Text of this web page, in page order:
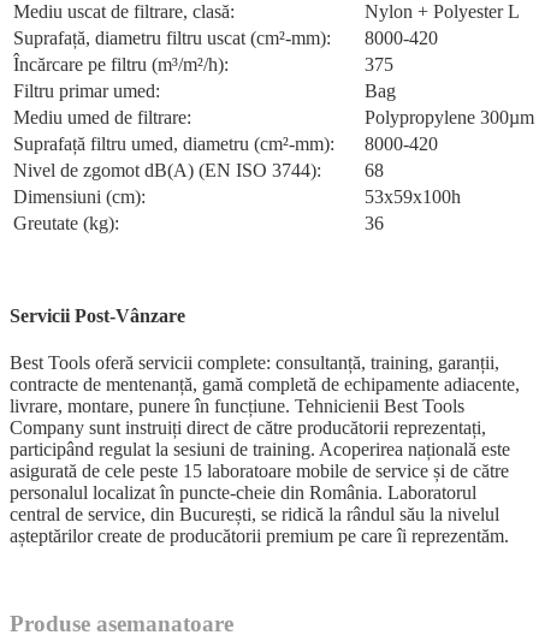
Mediu uscat de filtrare, clasă:
Nylon + Polyester L
Suprafață, diametru filtru uscat (cm²-mm):
8000-420
Încărcare pe filtru (m³/m²/h):
375
Filtru primar umed:
Bag
Mediu umed de filtrare:
Polypropylene 300µm
Suprafață filtru umed, diametru (cm²-mm):
8000-420
Nivel de zgomot dB(A) (EN ISO 3744):
68
Dimensiuni (cm):
53x59x100h
Greutate (kg):
36
Servicii Post-Vânzare
Best Tools oferă servicii complete: consultanță, training, garanții,
contracte de mentenanță, gamă completă de echipamente adiacente,
livrare, montare, punere în funcțiune. Tehnicienii Best Tools
Company sunt instruiți direct de către producătorii reprezentați,
participând regulat la sesiuni de training. Acoperirea națională este
asigurată de cele peste 15 laboratoare mobile de service și de către
personalul localizat în puncte-cheie din România. Laboratorul
central de service, din București, se ridică la rândul său la nivelul
așteptărilor create de producătorii premium pe care îi reprezentăm.
Produse asemanatoare